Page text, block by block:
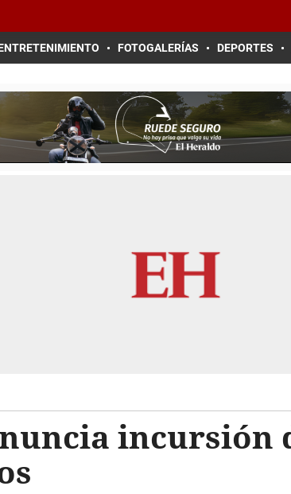
FOTOGALERÍAS DEPORTES
incursión